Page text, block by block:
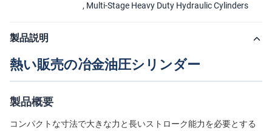
, Multi-Stage Heavy Duty Hydraulic Cylinders
製品説明
熱い販売の冶金油圧シリンダー
製品概要
コンパクトな寸法で大きな力と長いストローク能力を必要とする